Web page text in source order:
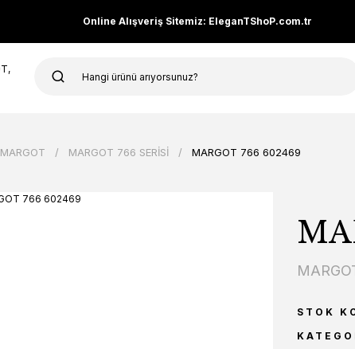
Online Alışveriş Sitemiz: EleganTShoP.com.tr
MARGOT MARGOT 766 SERİSİ MARGOT 766 602469
STOK